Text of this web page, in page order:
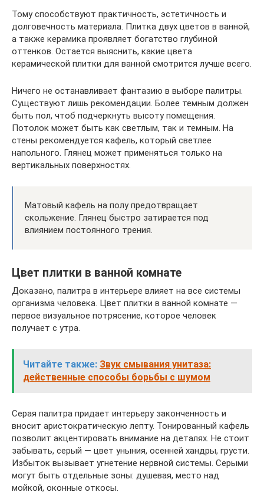
Тому способствуют практичность, эстетичность и
долговечность материала. Плитка двух цветов в ванной,
а также керамика проявляет богатство глубиной
оттенков. Остается выяснить, какие цвета
керамической плитки для ванной смотрится лучше всего.
Ничего не останавливает фантазию в выборе палитры.
Существуют лишь рекомендации. Более темным должен
быть пол, чтоб подчеркнуть высоту помещения.
Потолок может быть как светлым, так и темным. На
стены рекомендуется кафель, который светлее
напольного. Глянец может применяться только на
вертикальных поверхностях.
Матовый кафель на полу предотвращает
скольжение. Глянец быстро затирается под
влиянием постоянного трения.
Цвет плитки в ванной комнате
Доказано, палитра в интерьере влияет на все системы
организма человека. Цвет плитки в ванной комнате —
первое визуальное потрясение, которое человек
получает с утра.
Читайте также: Звук смывания унитаза:
действенные способы борьбы с шумом
Серая палитра придает интерьеру законченность и
вносит аристократическую лепту. Тонированный кафель
позволит акцентировать внимание на деталях. Не стоит
забывать, серый — цвет уныния, осенней хандры, грусти.
Избыток вызывает угнетение нервной системы. Серыми
могут быть отдельные зоны: душевая, место над
мойкой, оконные откосы.